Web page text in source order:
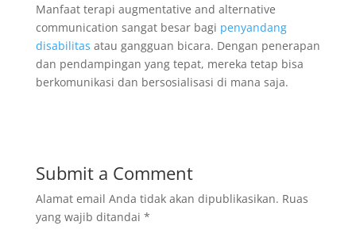
Manfaat terapi augmentative and alternative
communication sangat besar bagi penyandang
disabilitas atau gangguan bicara. Dengan penerapan
dan pendampingan yang tepat, mereka tetap bisa
berkomunikasi dan bersosialisasi di mana saja.
Submit a Comment
Alamat email Anda tidak akan dipublikasikan. Ruas
yang wajib ditandai *